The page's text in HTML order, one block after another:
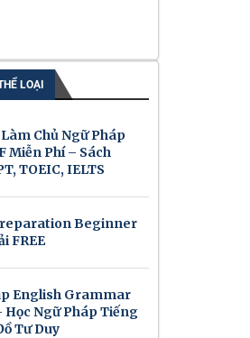
LOẠI
Chủ Ngữ Pháp
Miễn Phí – Sách
TOEIC, IELTS
Beginner
FREE
English Grammar
Học Ngữ Pháp Tiếng
Tư Duy